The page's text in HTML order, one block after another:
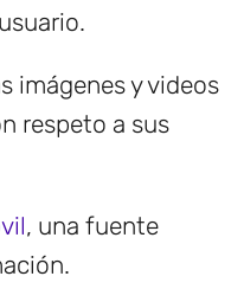
imágenes y videos
respeto a sus
, una fuente